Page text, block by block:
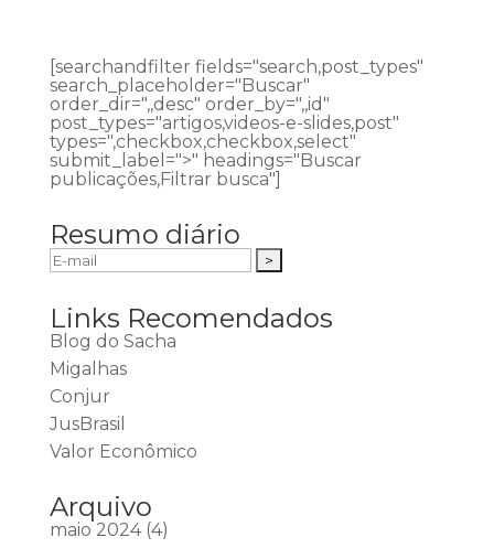
[searchandfilter fields="search,post_types"
search_placeholder="Buscar"
order_dir=",,desc" order_by=",,id"
post_types="artigos,videos-e-slides,post"
types=",checkbox,checkbox,select"
submit_label=">" headings="Buscar
publicações,Filtrar busca"]
Resumo diário
Links Recomendados
Blog do Sacha
Migalhas
Conjur
JusBrasil
Valor Econômico
Arquivo
maio 2024(4)